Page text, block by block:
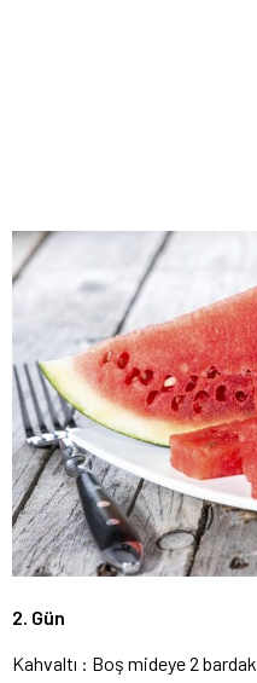
2. Gün
Kahvaltı : Boş mideye 2